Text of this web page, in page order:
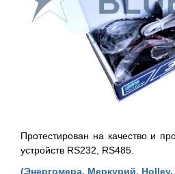
Протестирован на качество и
устройств RS232, RS485.
(Энергомера, Меркурий, Holley,